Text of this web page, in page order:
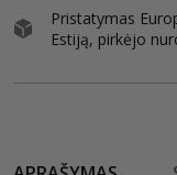
Pristatymas
Estiją, pirkėjo